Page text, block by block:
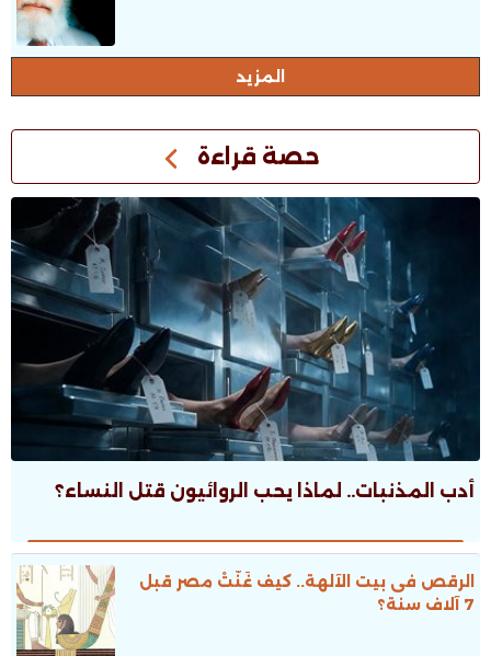
المزيد
حصة قراءة
أدب المذنبات.. لماذا يحب الروائيون قتل النساء؟
الرقص فى بيت الآلهة.. كيف غَنَّتْ مصر قبل
7 آلاف سنة؟